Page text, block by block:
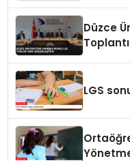
Düzce
LGS